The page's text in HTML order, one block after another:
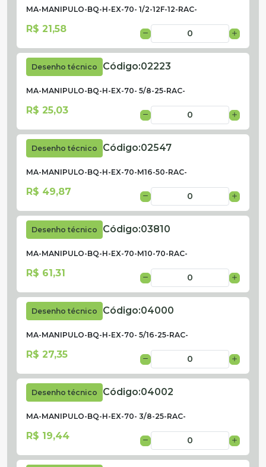
MA-MANIPULO-BQ-H-EX-70- 1/2-12F-12-RAC-
R$ 21,58
Desenho técnico Código:02223
MA-MANIPULO-BQ-H-EX-70- 5/8-25-RAC-
R$ 25,03
Desenho técnico Código:02547
MA-MANIPULO-BQ-H-EX-70-M16-50-RAC-
R$ 49,87
Desenho técnico Código:03810
MA-MANIPULO-BQ-H-EX-70-M10-70-RAC-
R$ 61,31
Desenho técnico Código:04000
MA-MANIPULO-BQ-H-EX-70- 5/16-25-RAC-
R$ 27,35
Desenho técnico Código:04002
MA-MANIPULO-BQ-H-EX-70- 3/8-25-RAC-
R$ 19,44